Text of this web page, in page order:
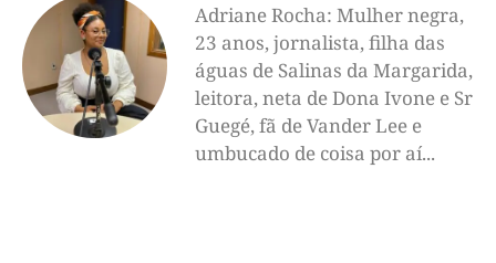
Adriane Rocha: Mulher negra,
23 anos, jornalista, filha das
águas de Salinas da Margarida,
leitora, neta de Dona Ivone e Sr
Guegé, fã de Vander Lee e
umbucado de coisa por aí...